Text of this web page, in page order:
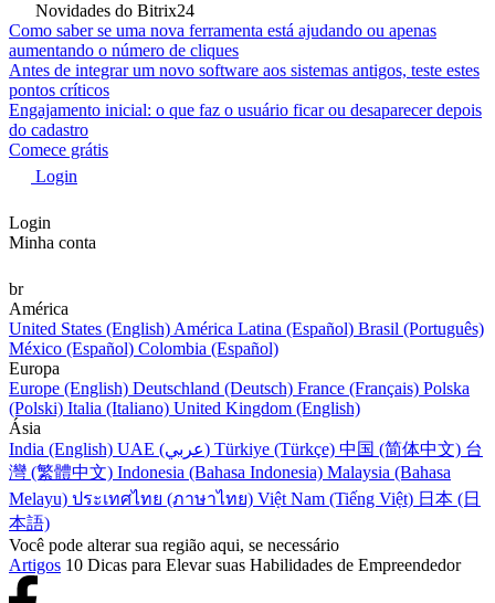
Novidades do Bitrix24
Como saber se uma nova ferramenta está ajudando ou apenas
aumentando o número de cliques
Antes de integrar um novo software aos sistemas antigos, teste estes
pontos críticos
Engajamento inicial: o que faz o usuário ficar ou desaparecer depois
do cadastro
Comece grátis
Login
Login
Minha conta
br
América
United States (English) América Latina (Español) Brasil (Português)
México (Español) Colombia (Español)
Europa
Europe (English) Deutschland (Deutsch) France (Français) Polska
(Polski) Italia (Italiano) United Kingdom (English)
Ásia
India (English)
UAE (عربي) Türkiye (Türkçe) 中国 (简体中文) 台
灣 (繁體中文) Indonesia (Bahasa Indonesia) Malaysia (Bahasa
Melayu) ประเทศไทย (ภาษาไทย) Việt Nam (Tiếng Việt) 日本 (日
本語)
Você pode alterar sua região aqui, se necessário
Artigos 10 Dicas para Elevar suas Habilidades de Empreendedor